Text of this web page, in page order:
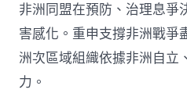
非洲同盟在預防、治理息爭
害感化。重申支撐非洲戰爭
洲次區域組織依據非洲自立
力。